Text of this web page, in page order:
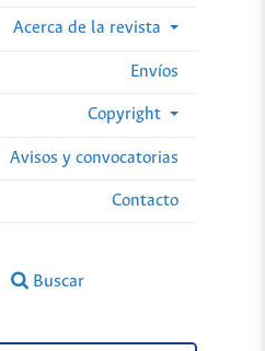
Acerca de la revista
Envíos
Copyright
Avisos y convocatorias
Contacto
Buscar